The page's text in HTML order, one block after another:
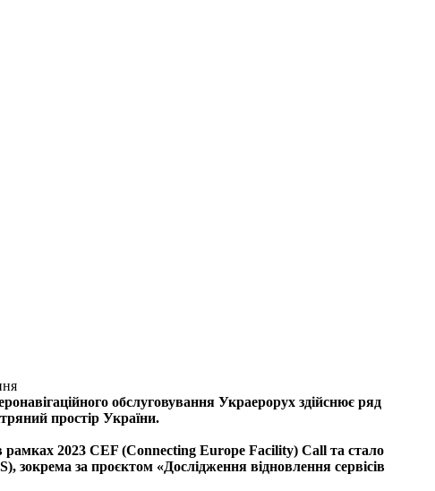
обслуговування Украерорух здійснює ряд
простір України.
в рамках 2023 CEF (Connecting Europe Facility) Call та стало
зокрема за проєктом «Дослідження відновлення сервісів